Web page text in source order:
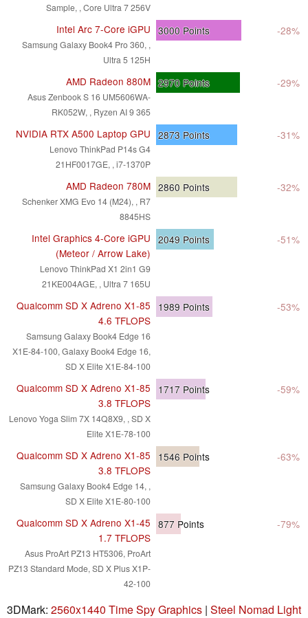
Sample, , Core Ultra 7 256V
Intel Arc 7-Core iGPU
Samsung Galaxy Book4 Pro 360, ,
Ultra 5 125H
3000 Points -28%
AMD Radeon 880M
Asus Zenbook S 16 UM5606WA-
RK052W, , Ryzen AI 9 365
2970 Points -29%
NVIDIA RTX A500 Laptop GPU
Lenovo ThinkPad P14s G4
21HF0017GE, , i7-1370P
2873 Points -31%
AMD Radeon 780M
Schenker XMG Evo 14 (M24), , R7
8845HS
2860 Points -32%
Intel Graphics 4-Core iGPU
(Meteor / Arrow Lake)
Lenovo ThinkPad X1 2in1 G9
21KE004AGE, , Ultra 7 165U
2049 Points -51%
Qualcomm SD X Adreno X1-85
4.6 TFLOPS
Samsung Galaxy Book4 Edge 16
X1E-84-100, Galaxy Book4 Edge 16,
SD X Elite X1E-84-100
1989 Points -53%
Qualcomm SD X Adreno X1-85
3.8 TFLOPS
Lenovo Yoga Slim 7X 14Q8X9, , SD X
Elite X1E-78-100
1717 Points -59%
Qualcomm SD X Adreno X1-85
3.8 TFLOPS
Samsung Galaxy Book4 Edge 14, ,
SD X Elite X1E-80-100
1546 Points -63%
Qualcomm SD X Adreno X1-45
1.7 TFLOPS
Asus ProArt PZ13 HT5306, ProArt
PZ13 Standard Mode, SD X Plus X1P-
42-100
877 Points -79%
3DMark: 2560x1440 Time Spy Graphics | Steel Nomad Light